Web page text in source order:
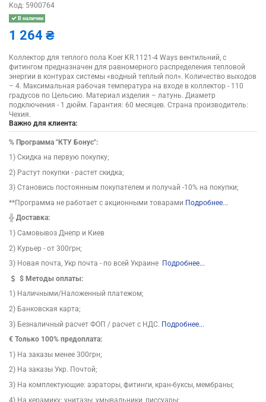
Код: 5900764
В наличии
1 264 ₴
Коллектор для теплого пола Koer KR.1121-4 Ways вентильний, с
фитингом предназначен для равномерного распределения тепловой
энергии в контурах системы «водный теплый пол». Количество выходов
– 4. Максимальная рабочая температура на входе в коллектор - 110
градусов по Цельсию. Материал изделия – латунь. Диаметр
подключения - 1 дюйм. Гарантия: 60 месяцев. Страна производитель:
Чехия.
Важно для клиента:
% Программа "КТУ Бонус":
1) Скидка на первую покупку;
2) Растут покупки - растет скидка;
3) Становись постоянным покупателем и получай -10% на покупки;
**Программа не работает с акционными товарами Подробнее...
╬ Доставка:
1) Самовывоз Днепр и Киев
2) Курьер - от 300грн;
3) Новая почта, Укр почта - по всей Украине Подробнее...
$Методы оплаты:
1) Наличными/Наложенный платежом;
2) Банковская карта;
3) Безналичный расчет ФОП / расчет с НДС. Подробнее...
€ Только 100% предоплата:
1) На заказы менее 300грн;
2) На заказы Укр. Почтой;
3) На комплектующие: аэраторы, фитинги, кран-буксы, мембраны;
4) На керамику: унитазы, умывальники, писсуары;